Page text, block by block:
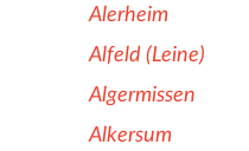
Alerheim
Alfeld (Leine)
Algermissen
Alkersum